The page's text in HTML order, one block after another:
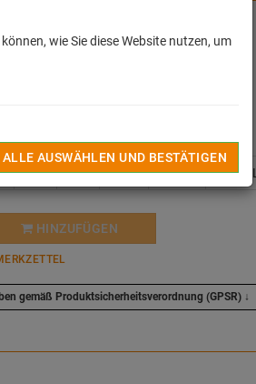
€
L XL XXL XXXL XXXXL
HINZUFÜGEN
gemäß Produktsicherheitsverordnung (GPSR) ↓
wie Sie diese Website nutzen, um
ALLE AUSWÄHLEN UND BESTÄTIGEN